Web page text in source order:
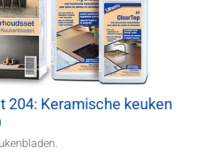
204: Keramische keuken